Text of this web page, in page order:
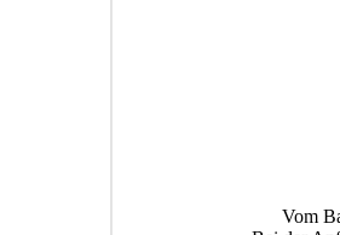
Vom